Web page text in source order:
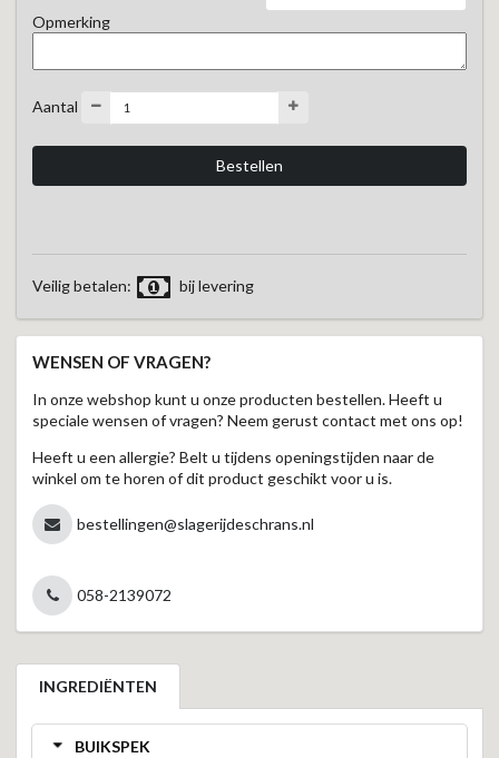
Opmerking
Aantal
Veilig betalen: bij levering
WENSEN OF VRAGEN?
In onze webshop kunt u onze producten bestellen. Heeft u
speciale wensen of vragen? Neem gerust contact met ons op!
Heeft u een allergie? Belt u tijdens openingstijden naar de
winkel om te horen of dit product geschikt voor u is.
bestellingen@slagerijdeschrans.nl
058-2139072
INGREDIËNTEN
BUIKSPEK